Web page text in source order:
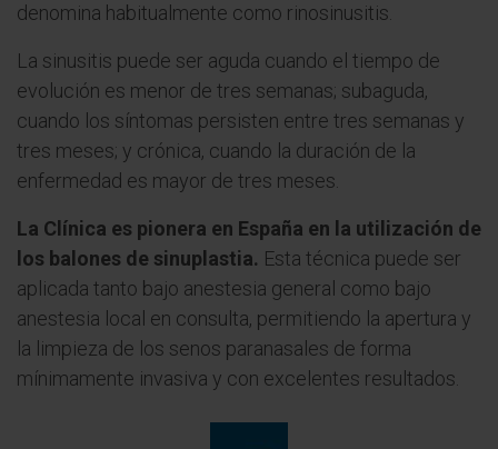
denomina habitualmente como rinosinusitis.
La sinusitis puede ser aguda cuando el tiempo de
evolución es menor de tres semanas; subaguda,
cuando los síntomas persisten entre tres semanas y
tres meses; y crónica, cuando la duración de la
enfermedad es mayor de tres meses.
La Clínica es pionera en España en la utilización de
los balones de sinuplastia. Esta técnica puede ser
aplicada tanto bajo anestesia general como bajo
anestesia local en consulta, permitiendo la apertura y
la limpieza de los senos paranasales de forma
mínimamente invasiva y con excelentes resultados.